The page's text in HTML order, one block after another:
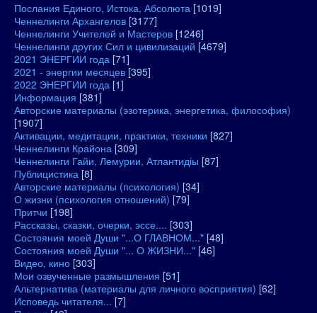
Послания Единого, Истока, Абсолюта [1019]
Ченнелинги Архангелов [3177]
Ченнелинги Учителей и Мастеров [1246]
Ченнелинги других Сил и цивилизаций [4679]
2021 ЭНЕРГИИ года [71]
2021 - энергии месяцев [395]
2022 ЭНЕРГИИ года [1]
Информация [381]
Авторские материалы (эзотерика, энергетика, философия)
[1907]
Активации, медитации, практики, техники [827]
Ченнелинги Крайона [309]
Ченнелинги Гайи, Лемурии, Атлантидіы [87]
Публицистика [8]
Авторские материалы (психология) [34]
О жизни (психология отношений) [79]
Притчи [198]
Рассказы, сказки, очерки, эссе.... [303]
Состояния моей Души "...О ГЛАВНОМ..." [48]
Состояния моей Души "... О ЖИЗНИ..." [46]
Видео, кино [303]
Мои озвученные размышления [51]
Альтернатива (материалы для личного восприятия) [62]
Исповедь читателя... [7]